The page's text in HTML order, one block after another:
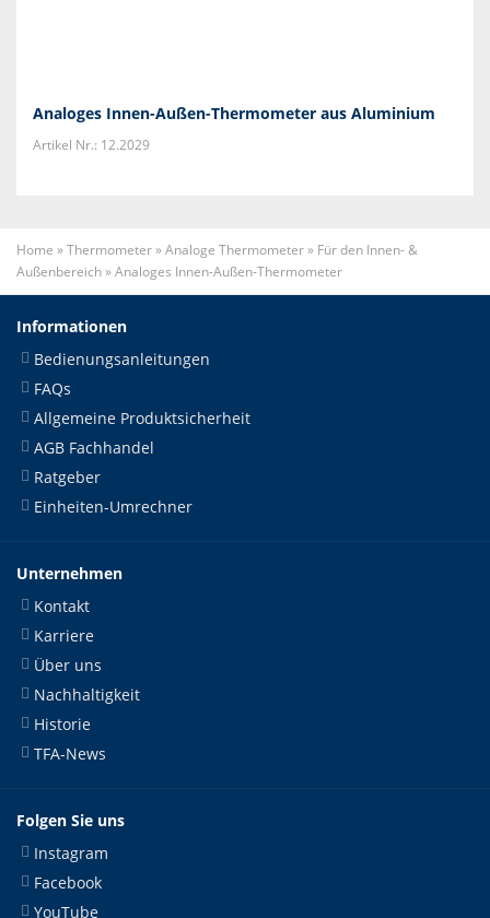
Analoges Innen-Außen-Thermometer aus Aluminium
Artikel Nr.: 12.2029
Home »Thermometer»Analoge Thermometer» Für den Innen- &
Außenbereich»Analoges Innen-Außen-Thermometer
Informationen
Bedienungsanleitungen
FAQs
Allgemeine Produktsicherheit
AGB Fachhandel
Ratgeber
Einheiten-Umrechner
Unternehmen
Kontakt
Karriere
Über uns
Nachhaltigkeit
Historie
TFA-News
Folgen Sie uns
Instagram
Facebook
YouTube